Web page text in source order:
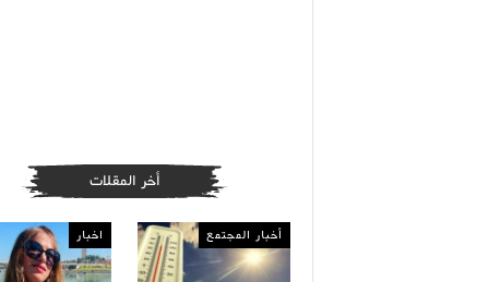
أخر المقلات
أخبار المجتمع اخبار